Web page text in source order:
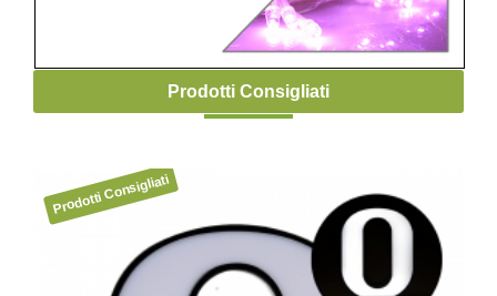
Prodotti Consigliati